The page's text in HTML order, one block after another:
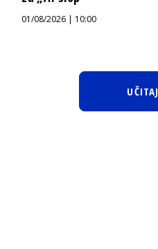
01/08/2026 | 10:00